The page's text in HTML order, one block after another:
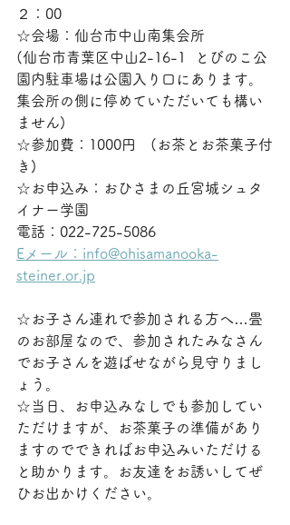
２：00
☆会場：仙台市中山南集会所
(仙台市青葉区中山2-16-1  とびのこ公
園内駐車場は公園入り口にあります。
集会所の側に停めていただいても構い
ません)
☆参加費：1000円　(お茶とお茶菓子付
き)
☆お申込み：おひさまの丘宮城シュタ
イナー学園
電話：022-725-5086
Eメール：info@ohisamanooka-
steiner.or.jp
☆お子さん連れで参加される方へ…畳
のお部屋なので、参加されたみなさん
でお子さんを遊ばせながら見守りまし
ょう。
☆当日、お申込みなしでも参加してい
ただけますが、お茶菓子の準備があり
ますのでできればお申込みいただける
と助かります。お友達をお誘いしてぜ
ひお出かけください。